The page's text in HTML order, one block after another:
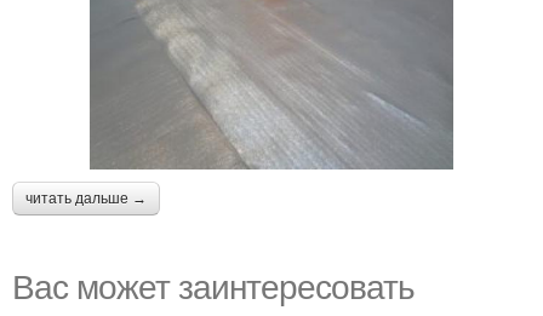
читать дальше →
Вас может заинтересовать